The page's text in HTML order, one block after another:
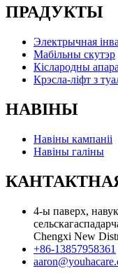
ПРАДУКТЫ
Электрычная
Мабільны скутэр
Кіслародны
Крэсла-ліфт з
НАВІНЫ
Навіны кампаніі
Навіны галіны
4-ы паверх,
Chengxi New
+86-13857958361